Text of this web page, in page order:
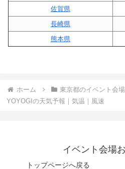
佐賀県
長崎県
熊本県
ホーム 東京都のイベント会
YOYOGIの天気予報｜気温｜風速
イベント会場
トップページへ戻る